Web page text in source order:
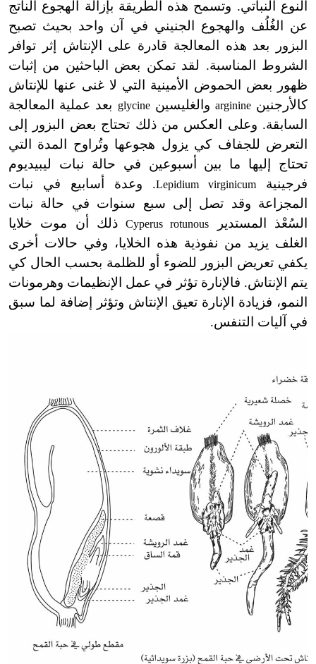
النوع النباتي. وتسمح هذه الطريقة بإزالة الهجوع الناتج
عن الغُلُف والهجوع الجنيني في آن واحد بحيث تصبح
البزور بعد هذه المعالجة قادرة على الإنتاش إثر توافر
الشروط المناسبة. لقد تمكن بعض الباحثين من إثبات
ظهور بعض الحموض الأمينية التي لا غنى عنها للإنتاش
كالأرجنينarginine والغليسينglycine بعد عملية المعالجة
السابقة. وعلى العكس من ذلك تحتاج بعض البزور إلى
التعرض للجفاف كي يزول هجوعها وتُراوح المدة التي
تحتاج إليها ما بين أسبوعين في حالة نبات ليبيديوم
فرجينية
Lepidium virginicum. وعدة أسابيع في نبات
المجزاعة وقد تصل إلى سبع سنوات في حالة نبات
السُعْذ المستدير
Cyperus rotunousذلك أن موت خلايا
الغلف يزيد من نفوذية هذه الخلايا، وفي حالات أخرى
يكفي تعريض البزور للضوء أو للظلمة بحسب الحال كي
يتم الإنتاش. فالإنارة تؤثر في عمل الإنظيمات وهرمونات
النمو، فزيادة الإنارة تعيق الإنتاش وتؤثر إضافة لما سبق
في آليات التنفس.